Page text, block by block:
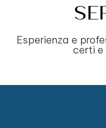
Esperienza e
certi e